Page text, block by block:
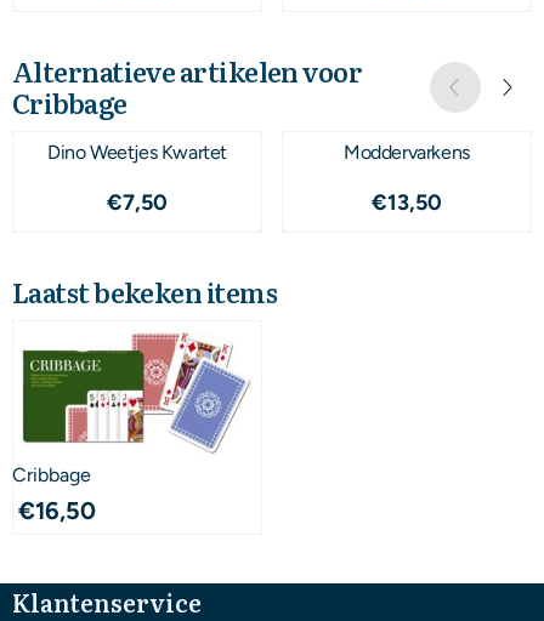
Alternatieve artikelen voor
Cribbage
Dino Weetjes Kwartet
Prijs: 7,50
€7,50
Moddervarkens
Prijs: 13,50
€13,50
Laatst bekeken items
Cribbage
€16,50
Klantenservice